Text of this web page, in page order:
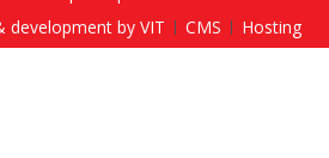
development by VIT
CMS Hosting